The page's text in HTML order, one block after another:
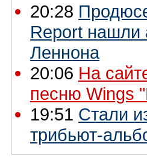
20:28
Report нашли
Леннона
20:06 На
песню Wings
19:51 Стали
трибьют-